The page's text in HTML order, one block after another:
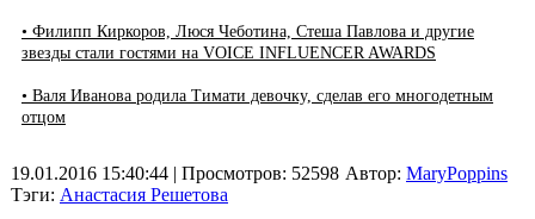
• Филипп Киркоров, Люся Чеботина, Стеша Павлова и другие
звезды стали гостями на VOICE INFLUENCER AWARDS
• Валя Иванова родила Тимати девочку, сделав его многодетным
отцом
19.01.2016 15:40:44 | Просмотров: 52598
Тэги: Анастасия Решетова
Автор: MaryPoppins